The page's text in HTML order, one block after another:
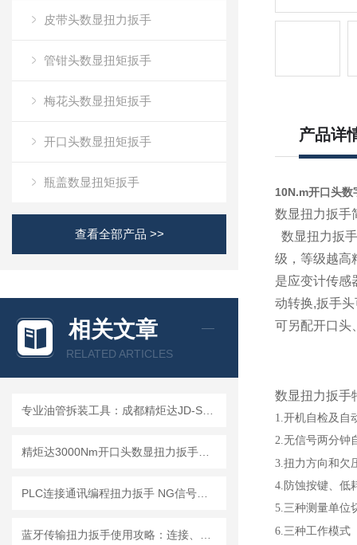
皮带头数显扭力扳手
管钳头数显扭矩扳手
梅花头数显扭矩扳手
开口头数显扭矩扳手
瓶盖数显扭矩扳手
查看全部产品 >>
相关文章
RELATED ARTICLES
产品详
10N.m开口头数
数显扭力扳手
数显扭力扳
级，等级越高
是应变计传感
动转换,扳手
可另配开口头
数显扭力扳手
1.开机自检及自
2.无信号两分钟
3.扭力方向和欠
4.防蚀按键、低
5.三种测量单位
6.三种工作模式